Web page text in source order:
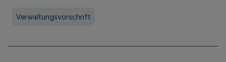
Verwaltungsvorschrift